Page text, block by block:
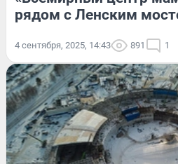
рядом с Ленским
4 сентября, 2025, 14:43 891 1